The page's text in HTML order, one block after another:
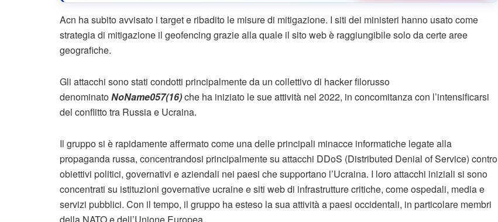
Acn ha subito avvisato i target e ribadito le misure di mitigazione. I siti dei ministeri hanno usato come
strategia di mitigazione il geofencing grazie alla quale il sito web è raggiungibile solo da certe aree
geografiche.
Gli attacchi sono stati condotti principalmente da un collettivo di hacker filorusso
denominatoNoName057(16)che ha iniziato le sue attività nel 2022, in concomitanza con l’intensificarsi
del conflitto tra Russia e Ucraina.
Il gruppo si è rapidamente affermato come una delle principali minacce informatiche legate alla
propaganda russa, concentrandosi principalmente su attacchi DDoS (Distributed Denial of Service) contro
obiettivi politici, governativi e aziendali nei paesi che supportano l’Ucraina. I loro attacchi iniziali si sono
concentrati su istituzioni governative ucraine e siti web di infrastrutture critiche, come ospedali, media e
servizi pubblici. Con il tempo, il gruppo ha esteso la sua attività a paesi occidentali, in particolare membri
della NATO e dell’Unione Europea.